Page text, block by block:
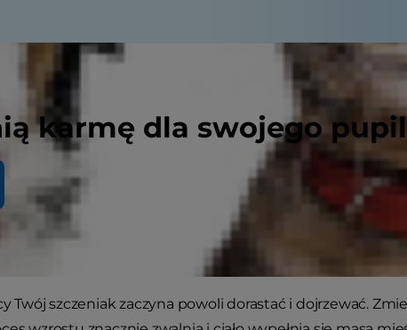
karmę dla swojego
Twój szczeniak zaczyna powoli dorastać i dojrzewać.